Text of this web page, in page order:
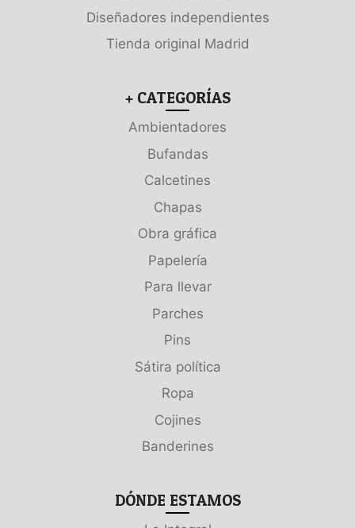
Diseñadores independientes
Tienda original Madrid
+ CATEGORÍAS
Ambientadores
Bufandas
Calcetines
Chapas
Obra gráfica
Papelería
Para llevar
Parches
Pins
Sátira política
Ropa
Cojines
Banderines
DÓNDE ESTAMOS